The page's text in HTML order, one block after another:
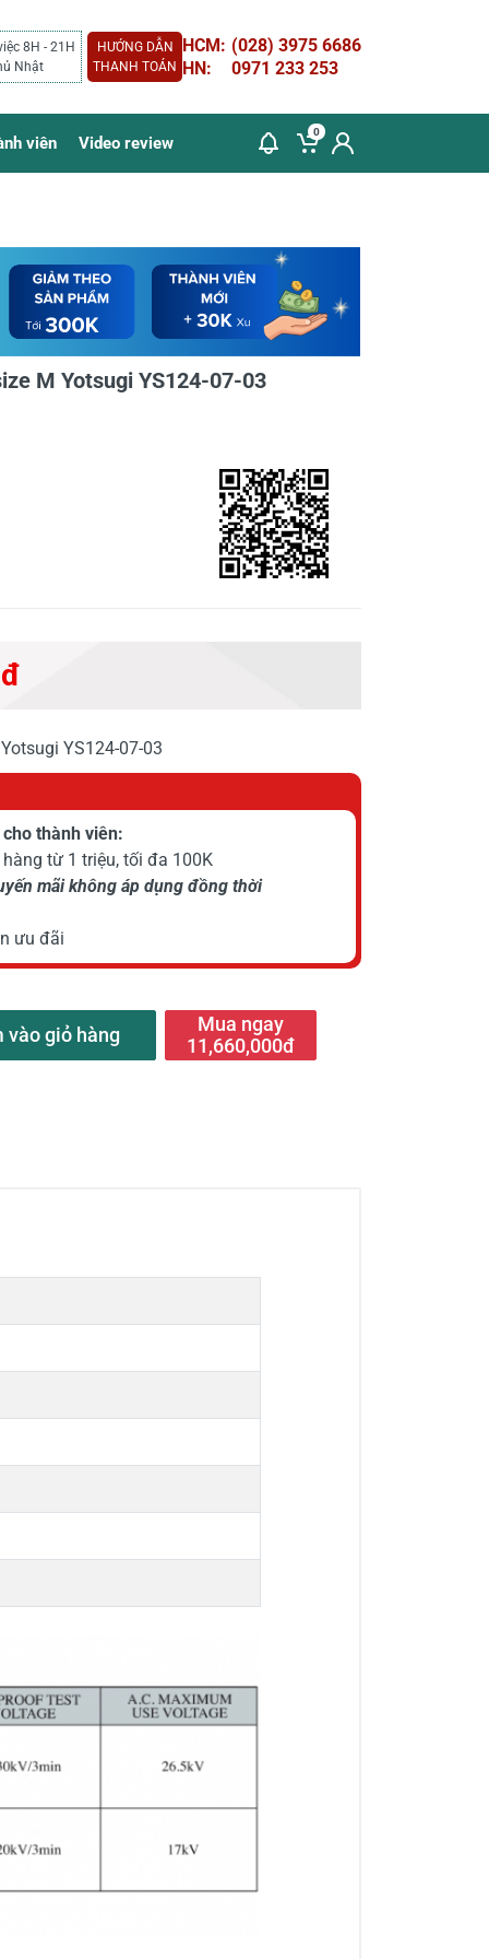
8H - 21H
Nhật
HƯỚNG DẪN
THANH TOÁN
HCM: (028) 3975 6686
HN:
0971 233 253
viên Video review
0
M Yotsugi YS124-07-03
YS124-07-03
thành viên:
từ 1 triệu, tối đa 100K
mãi không áp dụng đồng thời
ưu đãi
vào giỏ hàng
Mua ngay
11,660,000đ